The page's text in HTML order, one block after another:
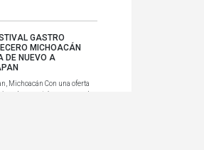
GASTRO
MICHOACÁN
DE NUEVO A
Michoacán Con una oferta
la maestría cervecera, la